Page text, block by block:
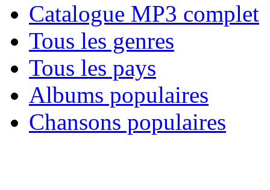
Catalogue MP3 complet
Tous les genres
Tous les pays
Albums populaires
Chansons populaires